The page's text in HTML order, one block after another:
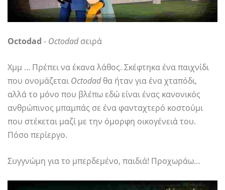
Octodad - Octodadσειρά
Χμμ ... Πρέπει να έκανα λάθος. Σκέφτηκα ένα παιχνίδι
που ονομάζεται Octodadθα ήταν για ένα χταπόδι,
αλλά το μόνο που βλέπω εδώ είναι ένας κανονικός
ανθρώπινος μπαμπάς σε ένα φανταχτερό κοστούμι
που στέκεται μαζί με την όμορφη οικογένειά του.
Πόσο περίεργο.
Συγγνώμη για το μπερδεμένο, παιδιά! Προχωράω…